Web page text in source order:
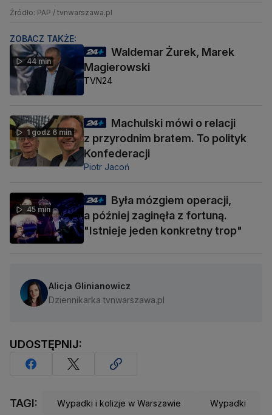
Źródło: PAP / tvnwarszawa.pl
ZOBACZ TAKŻE:
44 min
Waldemar Żurek, Marek
Magierowski
TVN24
1 godz 6 min
Machulski mówi o relacji
z przyrodnim bratem. To polityk
Konfederacji
Piotr Jacoń
45 min
Była mózgiem operacji,
a później zaginęła z fortuną.
"Istnieje jeden konkretny trop"
Alicja Glinianowicz
Dziennikarka tvnwarszawa.pl
UDOSTĘPNIJ:
TAGI: Wypadki i kolizje w Warszawie Wypadki